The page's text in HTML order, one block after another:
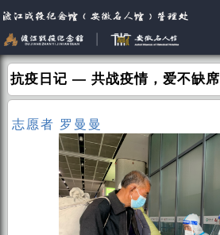
抗疫日记 — 共战疫情，爱不缺席
志愿者 罗曼曼